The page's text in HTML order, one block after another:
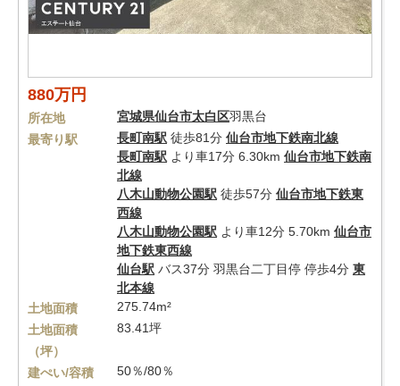
880万円
所在地 宮城県仙台市太白区羽黒台
最寄り駅
長町南駅 徒歩81分 仙台市地下鉄南北線
長町南駅 より車17分 6.30km 仙台市地下鉄南
北線
八木山動物公園駅 徒歩57分 仙台市地下鉄東
西線
八木山動物公園駅 より車12分 5.70km 仙台市
地下鉄東西線
仙台駅 バス37分 羽黒台二丁目停 停歩4分 東
北本線
土地面積
275.74m²
土地面積
（坪）
83.41坪
建ぺい/容積
50％/80％